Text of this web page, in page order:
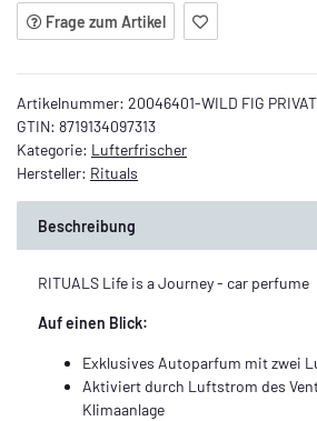
Frage zum Artikel
Artikelnummer: 20046401-WILD FIG
GTIN: 8719134097313
Kategorie: Lufterfrischer
Hersteller: Rituals
Beschreibung
RITUALS Life is a Journey - car perfume
Auf einen Blick:
Exklusives Autoparfum mit zwei
Aktiviert durch Luftstrom des
Klimaanlage